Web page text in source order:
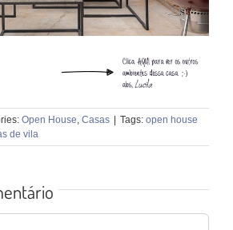
Open House, Casas Tags: open house
de vila